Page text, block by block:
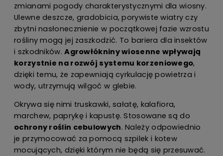
zmianami pogody charakterystycznymi dla wiosny.
Ulewne deszcze, gradobicia, porywiste wiatry czy
zbytni nasłonecznienie w początkowej fazie wzrostu
rośliny mogą jej zaszkodzić. To bariera dla insektów
i szkodników.Agrowłókniny wiosenne wpływają
korzystnie na rozwój systemu korzeniowego,
dzięki temu, że zapewniają cyrkulację powietrza i
wody, utrzymują wilgoć w glebie.
Okrywa się nimi truskawki, sałatę, kalafiora,
marchew, paprykę i kapustę. Stosowane są do
ochrony roślin cebulowych. Należy odpowiednio
je przymocować za pomocą szpilek i kotew
mocujących, dzięki którym nie będą się przesuwać.